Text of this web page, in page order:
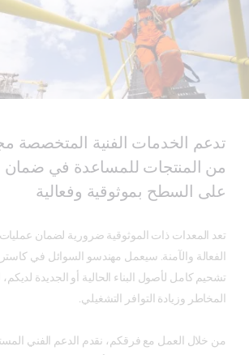
تدعم الخدمات الفنية المتخصصة
من المنتجات للمساعدة في ضمان
على السطح بموثوقية وفعالية
تعد المعدات ذات الموثوقية ضرورية لضمان
الفعالة والآمنة. سيعمل مهندسو السوائل في
تشحيم كامل لأصول البناء الحالية أو الجديدة
المخاطر وزيادة التوافر التشغيلي.
من خلال العمل مع فرقكم، نقدم الدعم الفني